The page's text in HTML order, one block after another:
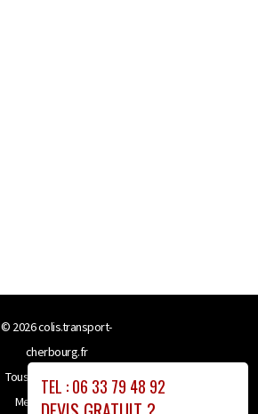
TEL : 06 33 79 48 92
© 2026colis.transport-
cherbourg.fr
Tous droits réservés
Mentions légales